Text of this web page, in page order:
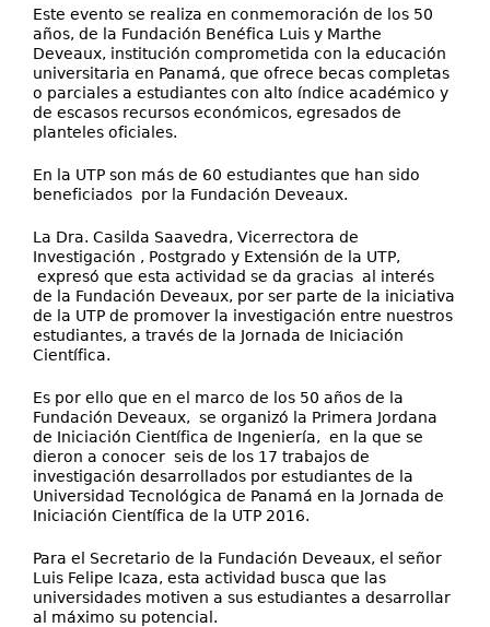
Este evento se realiza en conmemoración de los 50
años, de la Fundación Benéfica Luis y Marthe
Deveaux, institución comprometida con la educación
universitaria en Panamá, que ofrece becas completas
o parciales a estudiantes con alto índice académico y
de escasos recursos económicos, egresados de
planteles oficiales.
En la UTP son más de 60 estudiantes que han sido
beneficiados por la Fundación Deveaux.
La Dra. Casilda Saavedra, Vicerrectora de
Investigación , Postgrado y Extensión de la UTP,
expresó que esta actividad se da gracias al interés
de la Fundación Deveaux, por ser parte de la iniciativa
de la UTP de promover la investigación entre nuestros
estudiantes, a través de la Jornada de Iniciación
Científica.
Es por ello que en el marco de los 50 años de la
Fundación Deveaux, se organizó la Primera Jordana
de Iniciación Científica de Ingeniería, en la que se
dieron a conocer seis de los 17 trabajos de
investigación desarrollados por estudiantes de la
Universidad Tecnológica de Panamá en la Jornada de
Iniciación Científica de la UTP 2016.
Para el Secretario de la Fundación Deveaux, el señor
Luis Felipe Icaza, esta actividad busca que las
universidades motiven a sus estudiantes a desarrollar
al máximo su potencial.